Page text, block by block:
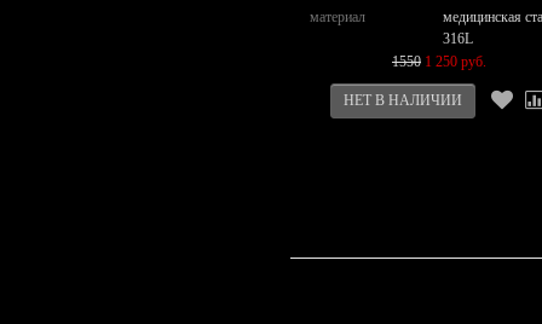
материал
медицинская
316L
1550 1 250 руб.